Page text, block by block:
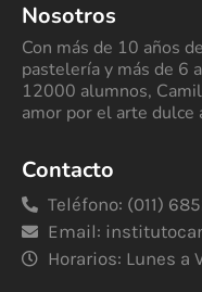
Nosotros
Con más de 10 años
pastelería y más de 6
12000 alumnos,
amor por el arte dulce
Contacto
Teléfono: (011)
Email:
Horarios: Lunes a